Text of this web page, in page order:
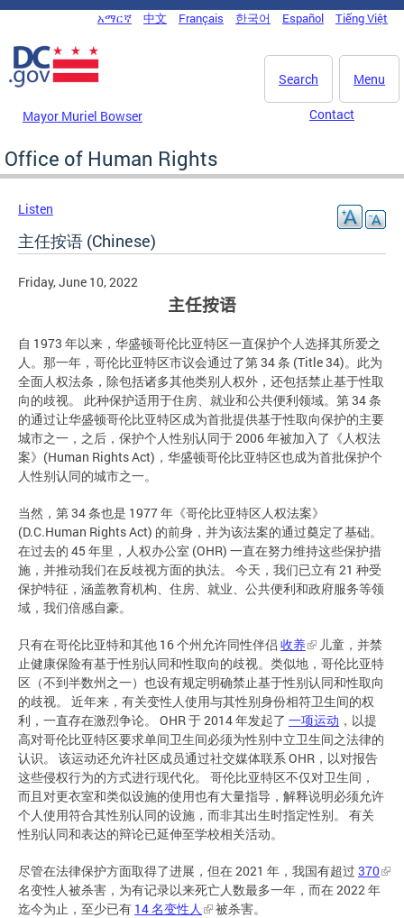
Skip to main content
DC Agency Top Menu
አማርኛ 中文 Français 한국어 Español Tiếng Việt
Menu
Search
Mayor Muriel Bowser Contact
Office of Human Rights
Listen
主任按语 (Chinese)
Friday, June 10, 2022
主任按语
自 1973 年以来，华盛顿哥伦比亚特区一直保护个人选择其所爱之
人。那一年，哥伦比亚特区市议会通过了第 34 条 (Title 34)。此为
全面人权法条，除包括诸多其他类别人权外，还包括禁止基于性取
向的歧视。 此种保护适用于住房、就业和公共便利领域。第 34 条
的通过让华盛顿哥伦比亚特区成为首批提供基于性取向保护的主要
城市之一，之后，保护个人性别认同于 2006 年被加入了《人权法
案》(Human Rights Act)，华盛顿哥伦比亚特区也成为首批保护个
人性别认同的城市之一。
当然，第 34 条也是 1977 年《哥伦比亚特区人权法案》
(D.C.Human Rights Act) 的前身，并为该法案的通过奠定了基础。
在过去的 45 年里，人权办公室 (OHR) 一直在努力维持这些保护措
施，并推动我们在反歧视方面的执法。 今天，我们已立有 21 种受
保护特征，涵盖教育机构、住房、就业、公共便利和政府服务等领
域，我们倍感自豪。
只有在哥伦比亚特和其他 16 个州允许同性伴侣 收养
儿童，并禁
止健康保险有基于性别认同和性取向的歧视。类似地，哥伦比亚特
区（不到半数州之一）也设有规定明确禁止基于性别认同和性取向
的歧视。 近年来，有关变性人使用与其性别身份相符卫生间的权
利，一直存在激烈争论。 OHR 于 2014 年发起了 一项运动 ，以提
高对哥伦比亚特区要求单间卫生间必须为性别中立卫生间之法律的
认识。 该运动还允许社区成员通过社交媒体联系 OHR，以对报告
这些侵权行为的方式进行现代化。 哥伦比亚特区不仅对卫生间，
而且对更衣室和类似设施的使用也有大量指导，解释说明必须允许
个人使用符合其性别认同的设施，而非其出生时指定性别。 有关
性别认同和表达的辩论已延伸至学校相关活动。
尽管在法律保护方面取得了进展，但在 2021 年，我国有超过 370
名变性人被杀害，为有记录以来死亡人数最多一年，而在 2022 年
迄今为止，至少已有 14 名变性人 被杀害。